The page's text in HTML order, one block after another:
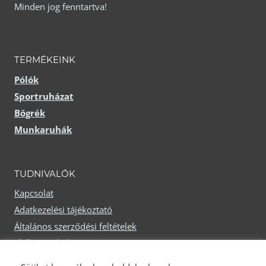
ki
Minden jog fenntartva!
TERMÉKEINK
Pólók
Sportruházat
Bögrék
Munkaruhák
TUDNIVALÓK
Kapcsolat
Adatkezelési tájékoztató
Általános szerződési feltételek
Elállási nyilatkozat